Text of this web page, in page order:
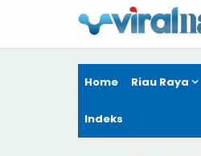
Home Riau Raya
Indeks